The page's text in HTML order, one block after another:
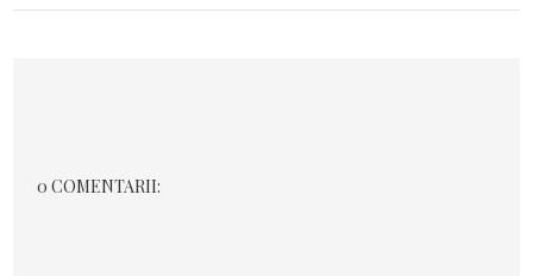
0 COMENTARII: